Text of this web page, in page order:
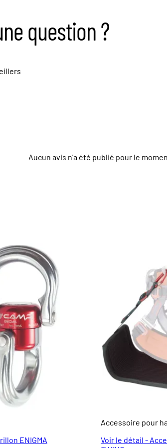
question ?
Aucun avis n'a été publié pour le
ENIGMA
Accessoire pour
Voir le détail -